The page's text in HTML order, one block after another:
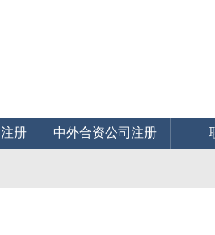
册 中外合资公司注册